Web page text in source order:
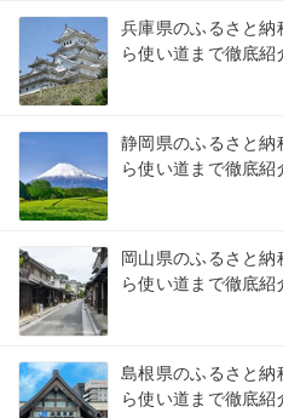
兵庫県のふるさと
ら使い道まで徹底紹
静岡県のふるさと
ら使い道まで徹底紹
岡山県のふるさと
ら使い道まで徹底紹
島根県のふるさと
ら使い道まで徹底紹